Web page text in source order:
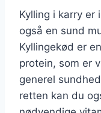
Kylling i karry
også en sund
Kyllingekød er
protein, som er
generel
retten kan du